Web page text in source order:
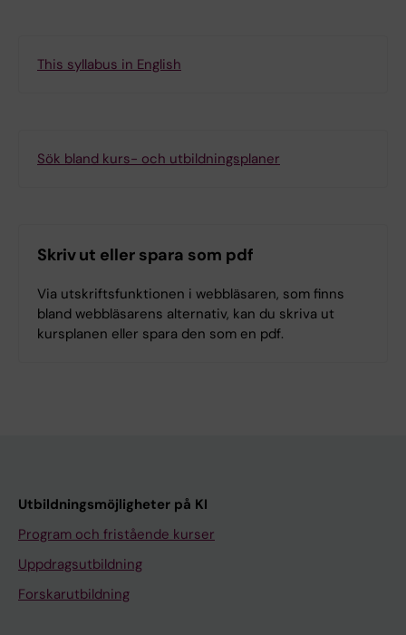
This syllabus in English
Sök bland kurs- och utbildningsplaner
Skriv ut eller spara som pdf
Via utskriftsfunktionen i webbläsaren, som finns
bland webbläsarens alternativ, kan du skriva ut
kursplanen eller spara den som en pdf.
Utbildningsmöjligheter på KI
Program och fristående kurser
Uppdragsutbildning
Forskarutbildning